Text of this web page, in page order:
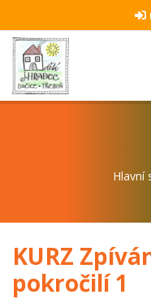
Hlavní
KURZ
pokročilí 1